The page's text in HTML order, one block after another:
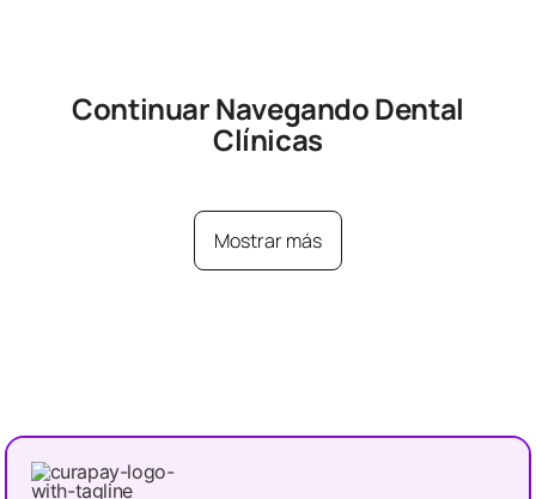
Continuar NavegandoDental
Clínicas
Mostrar más